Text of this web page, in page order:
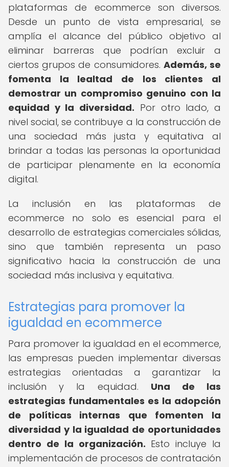
plataformas de ecommerce son diversos.
Desde un punto de vista empresarial, se
amplía el alcance del público objetivo al
eliminar barreras que podrían excluir a
ciertos grupos de consumidores. Además, se
fomenta la lealtad de los clientes al
demostrar un compromiso genuino con la
equidad y la diversidad. Por otro lado, a
nivel social, se contribuye a la construcción de
una sociedad más justa y equitativa al
brindar a todas las personas la oportunidad
de participar plenamente en la economía
digital.
La inclusión en las plataformas de
ecommerce no solo es esencial para el
desarrollo de estrategias comerciales sólidas,
sino que también representa un paso
significativo hacia la construcción de una
sociedad más inclusiva y equitativa.
Estrategias para promover la
igualdad en ecommerce
Para promover la igualdad en el ecommerce,
las empresas pueden implementar diversas
estrategias orientadas a garantizar la
inclusión y la equidad. Una de las
estrategias fundamentales es la adopción
de políticas internas que fomenten la
diversidad y la igualdad de oportunidades
dentro de la organización. Esto incluye la
implementación de procesos de contratación